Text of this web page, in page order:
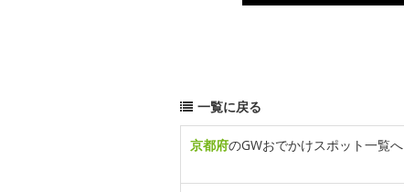
一覧に戻る
京都府のGWおでかけスポット一覧へ